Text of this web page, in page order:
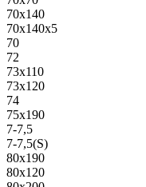
70х140
70х140х5
70
72
73х110
73х120
74
75х190
7-7,5
7-7,5(S)
80х190
80х120